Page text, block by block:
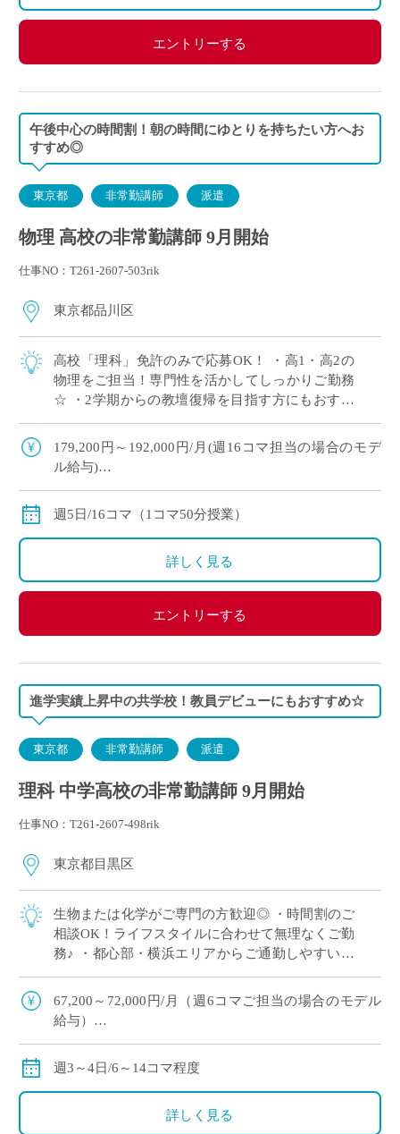
エントリーする
午後中心の時間割！朝の時間にゆとりを持ちたい方へお
すすめ◎
東京都 非常勤講師 派遣
物理 高校の非常勤講師 9月開始
仕事NO：T261-2607-503rik
東京都品川区
高校「理科」免許のみで応募OK！ ・高1・高2の
物理をご担当！専門性を活かしてしっかりご勤務
☆ ・2学期からの教壇復帰を目指す方にもおすす
も便利です♪
179,200円～192,000円/月(週16コマ担当の場合のモデ
ル給与)
◇交通費別途支給
週5日/16コマ（1コマ50分授業）
詳しく見る
エントリーする
進学実績上昇中の共学校！教員デビューにもおすすめ☆
東京都 非常勤講師 派遣
理科 中学高校の非常勤講師 9月開始
仕事NO：T261-2607-498rik
東京都目黒区
生物または化学がご専門の方歓迎◎ ・時間割のご
相談OK！ライフスタイルに合わせて無理なくご勤
務♪ ・都心部・横浜エリアからご通勤しやすい好
67,200～72,000円/月（週6コマご担当の場合のモデル
給与）
ル給与）
週3～4日/6～14コマ程度
詳しく見る